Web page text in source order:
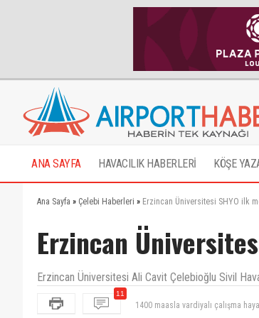
ANA SAYFA HAVACILIK HABERLERİ KÖŞE
Ana Sayfa » Çelebi Haberleri » Erzincan Üniversitesi SHYO ilk
Erzincan
Erzincan Üniversitesi Ali Cavit Çelebioğlu Sivil
11
iste siz de normal insanlari